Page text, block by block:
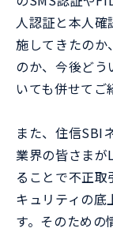
人認証と本人
施してきたのか
のか、今後ど
いても併せてご
また、住信SBI
業界の皆さま
ることで不正
キュリティの底
す。そのための